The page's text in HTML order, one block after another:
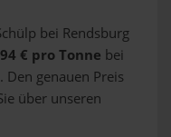
bei Rendsburg
€ pro Tonne bei
genauen Preis
über unseren